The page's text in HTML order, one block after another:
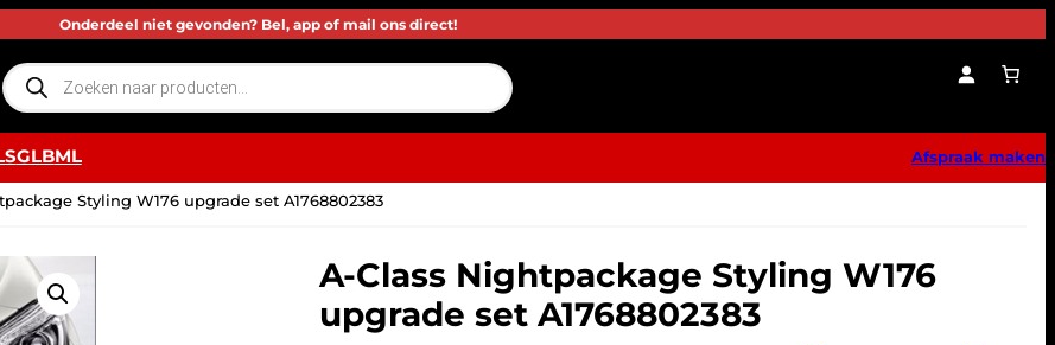
Onderdeel niet gevonden? Bel, app of mail ons direct!
P
r
o
u
c
t
e
n
z
k
e
n
GLBML Afspraak maken
Styling W176 upgrade set A1768802383
A-Class Nightpackage Styling W176
upgrade set A1768802383